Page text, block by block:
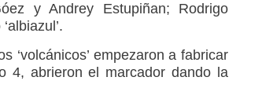
y Andrey Estupiñan; Rodrigo
‘volcánicos’ empezaron a fabricar
4, abrieron el marcador dando la